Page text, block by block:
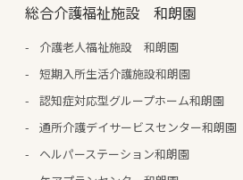
総合介護福祉施設 和朗園
介護老人福祉施設 和朗園
短期入所生活介護施設和朗園
認知症対応型グループホーム和朗園
通所介護デイサービスセンター和朗園
ヘルパーステーション和朗園